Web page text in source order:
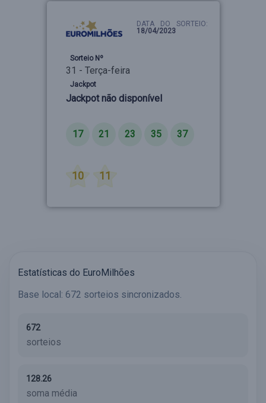
DATA DO SORTEIO:
18/04/2023
Sorteio Nº
31 - Terça-feira
Jackpot
Jackpot não disponível
17 21 23 35 37
10 11
Estatísticas do EuroMilhões
Base local: 672 sorteios sincronizados.
672
sorteios
128.26
soma média